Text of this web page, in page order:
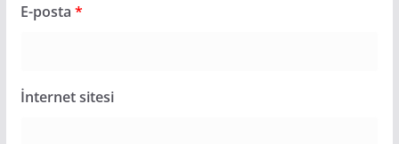
E-posta *
İnternet sitesi